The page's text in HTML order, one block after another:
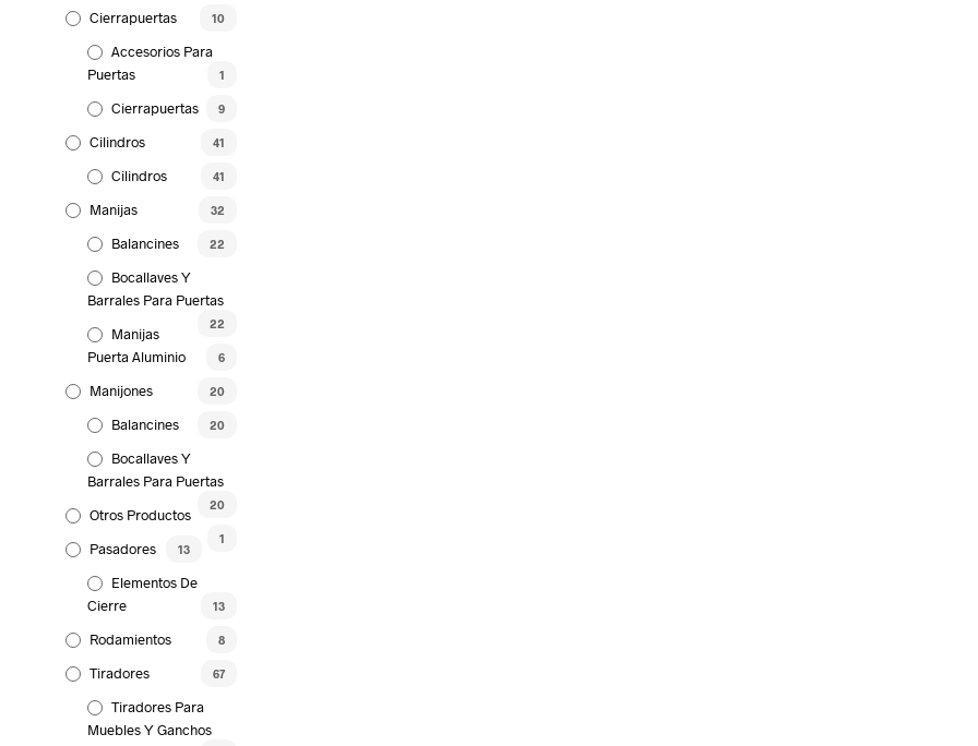
Cierrapuertas 10
Accesorios Para
Puertas
1
Cierrapuertas 9
Cilindros 41
Cilindros 41
Manijas 32
Balancines 22
Bocallaves Y
Barrales Para Puertas
22
Manijas
Puerta Aluminio
6
Manijones 20
Balancines 20
Bocallaves Y
Barrales Para Puertas
20
Otros Productos
1
Pasadores 13
Elementos De
Cierre
13
Rodamientos 8
Tiradores 67
Tiradores Para
Muebles Y Ganchos